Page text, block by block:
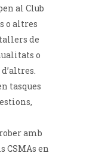
al Club
o altres
de
o
tasques
amb
CSMAs en